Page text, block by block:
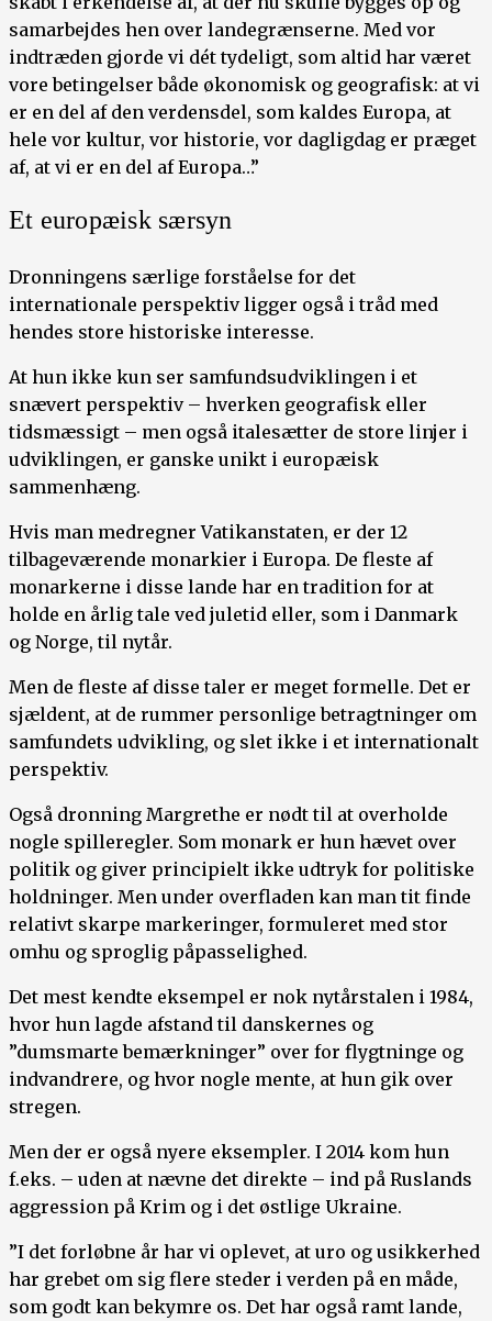
samarbejdes hen over landegrænserne. Med vor
indtræden gjorde vi dét tydeligt, som altid har været
vore betingelser både økonomisk og geografisk: at vi
er en del af den verdensdel, som kaldes Europa, at
hele vor kultur, vor historie, vor dagligdag er præget
af, at vi er en del af Europa…”
Et europæisk særsyn
Dronningens særlige forståelse for det
internationale perspektiv ligger også i tråd med
hendes store historiske interesse.
At hun ikke kun ser samfundsudviklingen i et
snævert perspektiv – hverken geografisk eller
tidsmæssigt – men også italesætter de store linjer i
udviklingen, er ganske unikt i europæisk
sammenhæng.
Hvis man medregner Vatikanstaten, er der 12
tilbageværende monarkier i Europa. De fleste af
monarkerne i disse lande har en tradition for at
holde en årlig tale ved juletid eller, som i Danmark
og Norge, til nytår.
Men de fleste af disse taler er meget formelle. Det er
sjældent, at de rummer personlige betragtninger om
samfundets udvikling, og slet ikke i et internationalt
perspektiv.
Også dronning Margrethe er nødt til at overholde
nogle spilleregler. Som monark er hun hævet over
politik og giver principielt ikke udtryk for politiske
holdninger. Men under overfladen kan man tit finde
relativt skarpe markeringer, formuleret med stor
omhu og sproglig påpasselighed.
Det mest kendte eksempel er nok nytårstalen i 1984,
hvor hun lagde afstand til danskernes og
”dumsmarte bemærkninger” over for flygtninge og
indvandrere, og hvor nogle mente, at hun gik over
stregen.
Men der er også nyere eksempler. I 2014 kom hun
f.eks. – uden at nævne det direkte – ind på Ruslands
aggression på Krim og i det østlige Ukraine.
”I det forløbne år har vi oplevet, at uro og usikkerhed
har grebet om sig flere steder i verden på en måde,
som godt kan bekymre os. Det har også ramt lande,